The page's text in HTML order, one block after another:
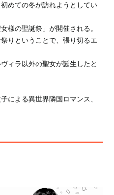
めての冬が訪れようとしてい
様の聖誕祭」が開催される。
りということで、張り切るエ
ィラ以外の聖女が誕生したと
による異世界隣国ロマンス、